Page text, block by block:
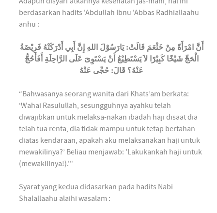
berdasarkan hadits 'Abdullah Ibnu 'Abbas Radhiallaahu
anhu :
أَنَّ امْرَأَةً مِنْ خَثْعَمَ قَالَتْ: يَارَسُوْلَ اللهِ إِنَّ أَبِي أَدْرَكَتْهُ فَرِيْضَةُ
الْحَجِّ شَيْخًا كَبِيْرًا لاَ يَسْتَطِيْعُ أَنْ يَسْتَوِىَ عَلَى الرَّاحِلَةِ أَفَأَحُجُّ
عَنْهُ؟ قَالَ: حُجِّى عَنْهُ
“Bahwasanya seorang wanita dari Khats’am berkata:
‘Wahai Rasulullah, sesungguhnya ayahku telah
diwajibkan untuk melaksa-nakan ibadah haji disaat dia
telah tua renta, dia tidak mampu untuk tetap bertahan
diatas kendaraan, apakah aku melaksanakan haji untuk
mewakilinya?’ Beliau menjawab: 'Lakukankah haji untuk
(mewakilinya!).'"
Syarat yang kedua didasarkan pada hadits Nabi
Shalallaahu alaihi wasalam :